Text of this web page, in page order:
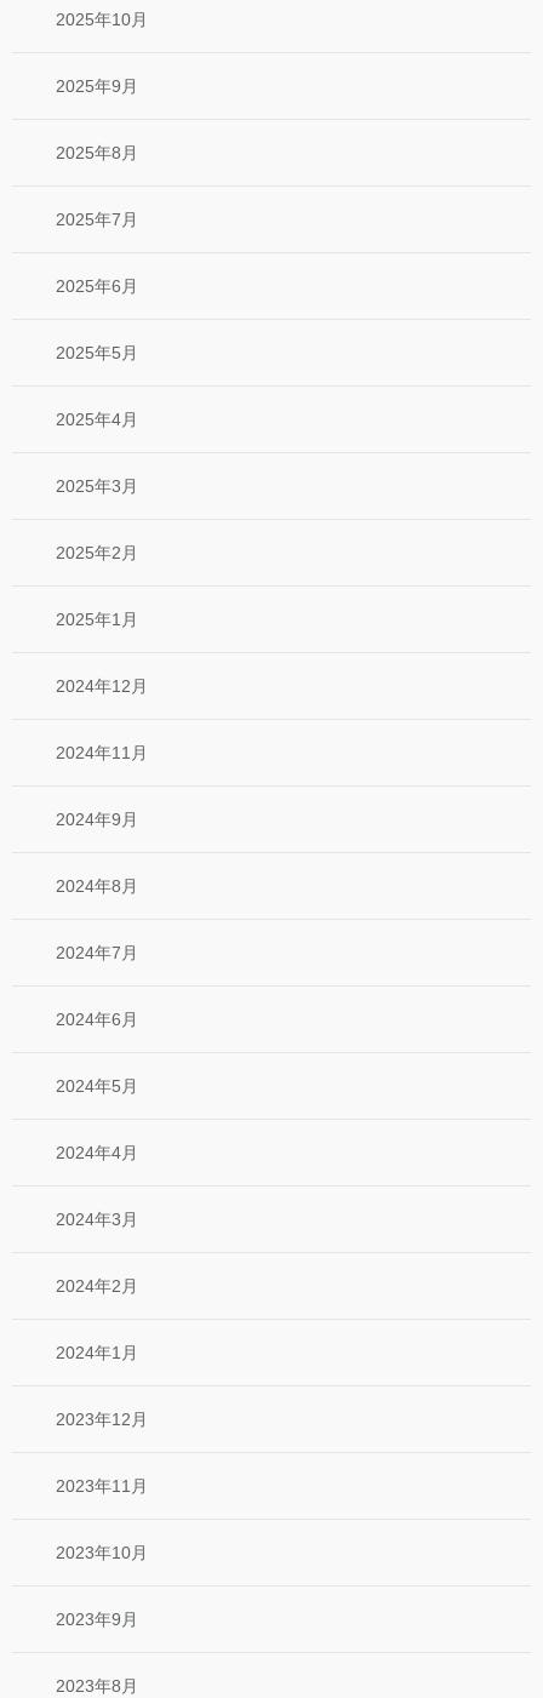
2025年10月
2025年9月
2025年8月
2025年7月
2025年6月
2025年5月
2025年4月
2025年3月
2025年2月
2025年1月
2024年12月
2024年11月
2024年9月
2024年8月
2024年7月
2024年6月
2024年5月
2024年4月
2024年3月
2024年2月
2024年1月
2023年12月
2023年11月
2023年10月
2023年9月
2023年8月